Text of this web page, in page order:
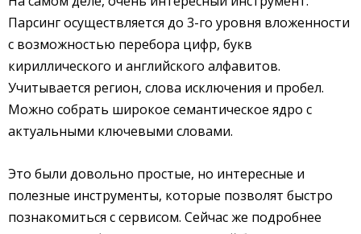
Парсинг осуществляется до 3-го уровня вложенности
с возможностью перебора цифр, букв
кириллического и английского алфавитов.
Учитывается регион, слова исключения и пробел.
Можно собрать широкое семантическое ядро с
актуальными ключевыми словами.
Это были довольно простые, но интересные и
полезные инструменты, которые позволят быстро
познакомиться с сервисом. Сейчас же подробнее